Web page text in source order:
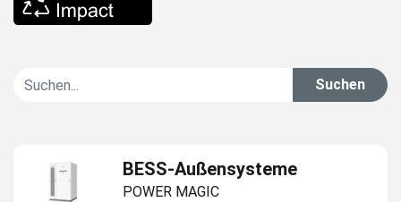
Suchen
BESS-Außensysteme
POWER MAGIC